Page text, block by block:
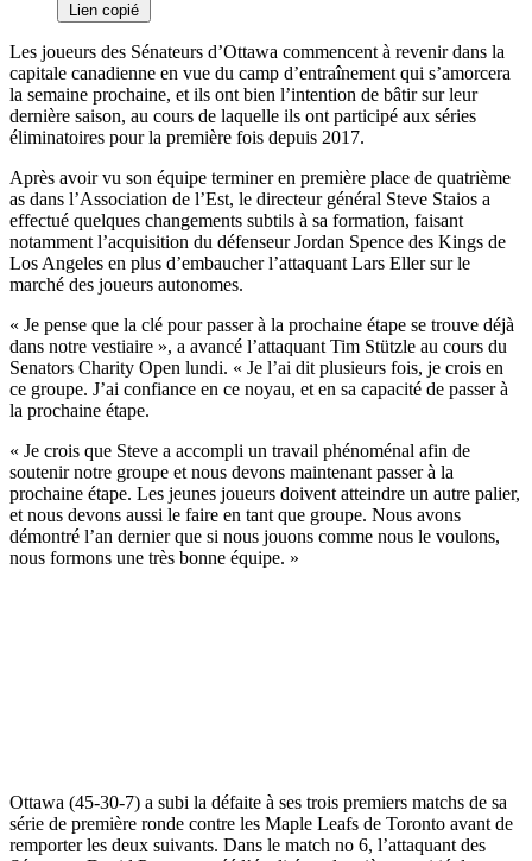
Lien copié
Les joueurs des Sénateurs d’Ottawa commencent à revenir dans la
capitale canadienne en vue du camp d’entraînement qui s’amorcera
la semaine prochaine, et ils ont bien l’intention de bâtir sur leur
dernière saison, au cours de laquelle ils ont participé aux séries
éliminatoires pour la première fois depuis 2017.
Après avoir vu son équipe terminer en première place de quatrième
as dans l’Association de l’Est, le directeur général Steve Staios a
effectué quelques changements subtils à sa formation, faisant
notamment l’acquisition du défenseur Jordan Spence des Kings de
Los Angeles en plus d’embaucher l’attaquant Lars Eller sur le
marché des joueurs autonomes.
« Je pense que la clé pour passer à la prochaine étape se trouve déjà
dans notre vestiaire », a avancé l’attaquant Tim Stützle au cours du
Senators Charity Open lundi. « Je l’ai dit plusieurs fois, je crois en
ce groupe. J’ai confiance en ce noyau, et en sa capacité de passer à
la prochaine étape.
« Je crois que Steve a accompli un travail phénoménal afin de
soutenir notre groupe et nous devons maintenant passer à la
prochaine étape. Les jeunes joueurs doivent atteindre un autre palier,
et nous devons aussi le faire en tant que groupe. Nous avons
démontré l’an dernier que si nous jouons comme nous le voulons,
nous formons une très bonne équipe. »
Ottawa (45-30-7) a subi la défaite à ses trois premiers matchs de sa
série de première ronde contre les Maple Leafs de Toronto avant de
remporter les deux suivants. Dans le match no 6, l’attaquant des